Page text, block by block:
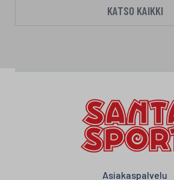
KATSO KAIKKI
Asiakaspalvelu